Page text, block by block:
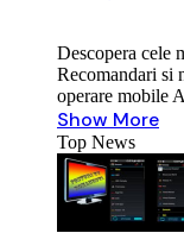
Descopera cele
Recomandari si
operare mobile
Show More
Top News